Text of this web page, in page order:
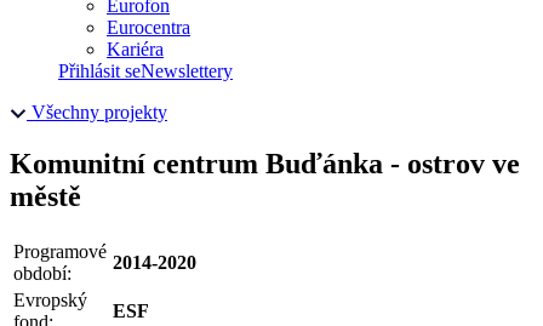
Eurofon
Eurocentra
Kariéra
Přihlásit seNewslettery
Všechny projekty
Komunitní centrum Buďánka - ostrov ve
městě
Programové
období:
2014-2020
Evropský
fond:
ESF